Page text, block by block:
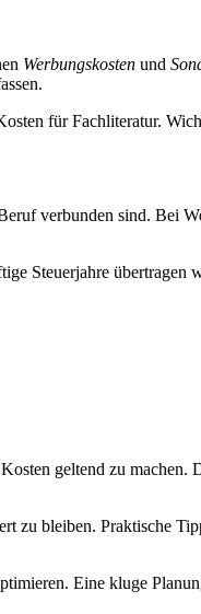
Werbungskosten und
für Fachliteratur.
verbunden sind. Bei
Steuerjahre übertragen
geltend zu machen.
zu bleiben. Praktische
Eine kluge